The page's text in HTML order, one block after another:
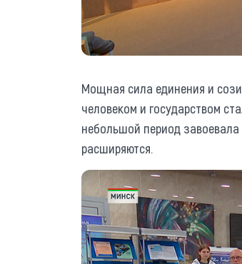
Мощная сила единения и
человеком и государством
небольшой период
расширяются.